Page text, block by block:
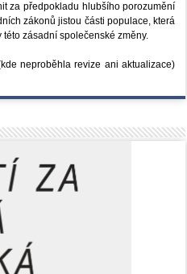
za předpokladu hlubšího porozumění
zákonů jistou části populace, která
zásadní společenské změny.
neproběhla revize ani aktualizace)